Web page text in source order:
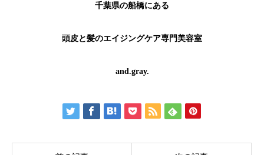
千葉県の船橋にある
頭皮と髪のエイジングケア専門美容室
and.gray.